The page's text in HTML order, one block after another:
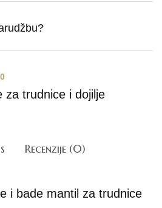
za trudnice i dojilje
Recenzije (0)
i bade mantil za trudnice